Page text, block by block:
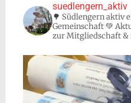
suedlengern_aktiv
🌳 Südlengern aktiv
Gemeinschaft 💚
zur Mitgliedschaft &